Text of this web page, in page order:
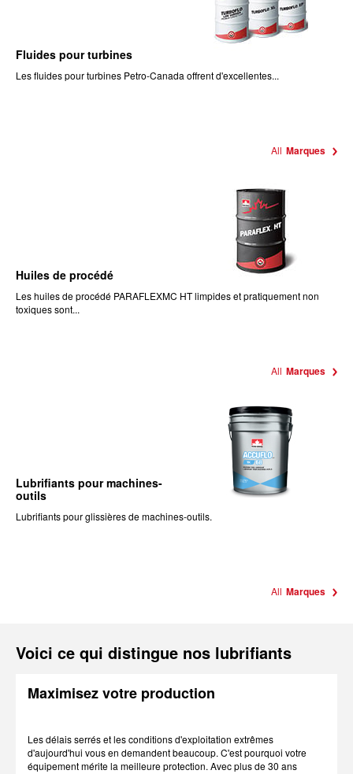
Fluides pour turbines
Les fluides pour turbines Petro-Canada offrent d'excellentes...
All Marques
Huiles de procédé
Les huiles de procédé PARAFLEXMC HT limpides et pratiquement non
toxiques sont...
All Marques
Lubrifiants pour machines-
outils
Lubrifiants pour glissières de machines-outils.
All Marques
Voici ce qui distingue nos lubrifiants
Maximisez votre production
Les délais serrés et les conditions d'exploitation extrêmes
d'aujourd'hui vous en demandent beaucoup. C'est pourquoi votre
équipement mérite la meilleure protection. Avec plus de 30 ans